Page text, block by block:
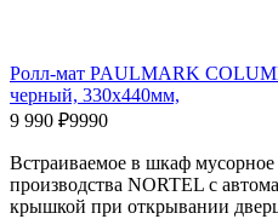
Ролл-мат PAULMARK
черный, 330х440мм,
9 990 ₽9990
Встраиваемое в шкаф
производства NORTEL с
крышкой при открывании